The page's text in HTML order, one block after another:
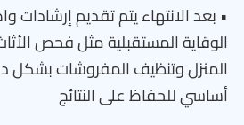
• بعد الانتهاء يتم تقديم
الوقاية المستقبلية مثل فحص
المنزل وتنظيف المفروشات بشكل
أساسي للحفاظ على النتائج